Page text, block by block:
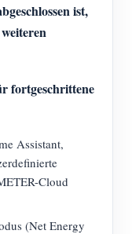
ist,
fortgeschrittene
Assistant,
Cloud
(Net Energy